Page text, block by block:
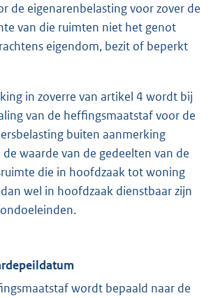
de eigenarenbelasting voor zover de
van die ruimten niet het genot
eigendom, bezit of beperkt
in zoverre van artikel 4 wordt bij
van de heffingsmaatstaf voor de
buiten aanmerking
de waarde van de gedeelten van de
die in hoofdzaak tot woning
wel in hoofdzaak dienstbaar zijn
wordt bepaald naar de